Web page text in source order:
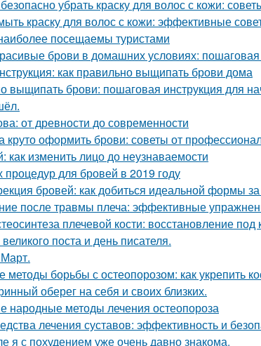
убрать краску для волос с кожи:
краску для волос с кожи: эффективные
посещаемы туристами
брови в домашних условиях: пошаговая
как правильно выщипать брови дома
выщипать брови: пошаговая инструкция для
от древности до современности
круто оформить брови: советы от
как изменить лицо до неузнаваемости
для бровей в 2019 году
бровей: как добиться идеальной формы
после травмы плеча: эффективные
плечевой кости: восстановление под
поста и день писателя.
методы борьбы с остеопорозом: как укрепить
оберег на себя и своих близких.
народные методы лечения остеопороза
лечения суставов: эффективность и
я с похудением уже очень давно знакома.